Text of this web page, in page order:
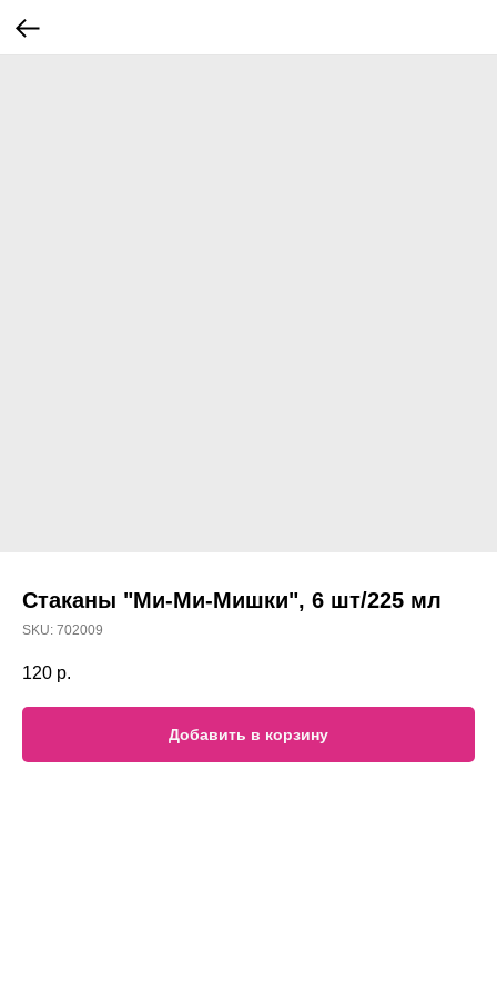
Стаканы "Ми-Ми-Мишки", 6 шт/225 мл
SKU: 702009
120 р.
Добавить в корзину